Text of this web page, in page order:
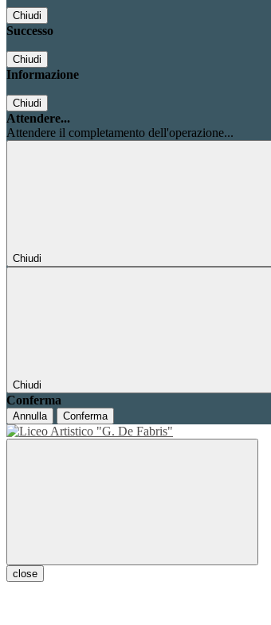
Chiudi
Successo
Chiudi
Informazione
Chiudi
Attendere...
Attendere il completamento dell'operazione...
Chiudi
Chiudi
Conferma
Annulla Conferma
close